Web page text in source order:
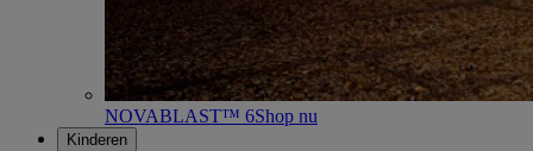
NOVABLAST™ 6Shop nu
Kinderen